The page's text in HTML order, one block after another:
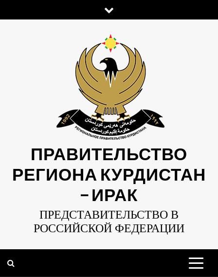
to
ПРАВИТЕЛЬСТВО
РЕГИОНА КУРДИСТАН
— ИРАК
ПРЕДСТАВИТЕЛЬСТВО В
РОССИЙСКОЙ ФЕДЕРАЦИИ